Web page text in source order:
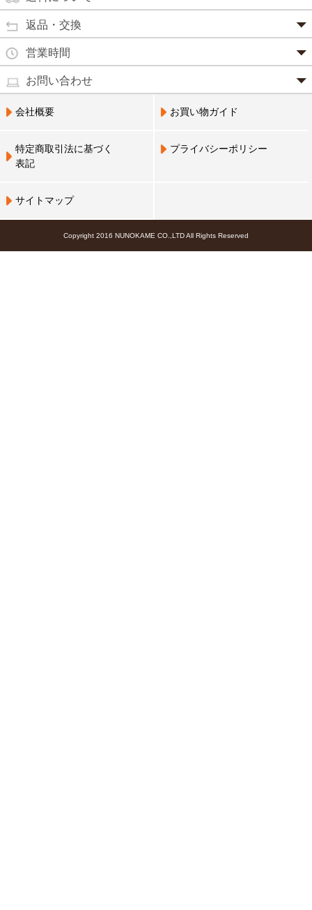
強心剤
目薬
水虫薬
痔の薬
口中薬
尿トラブル
鎮 静 薬
クロレラ
コラーゲン
ビフィズス
ビタミンC
アミノ酸
代金引換
宅配員に現金でお支払いください。手数料100円。
3,240円(税込)以上で手数料無料です。※ご注文者
のご住所とお届け先のご住所が 異なる場合はご利
営業員支払い
ンスストア・郵便局・LINE Payにてお支払いくだ
通常2～4営業日以内に発送致します。 メーカー取り寄せ商
品、土日祝日、年末年始、弊社の休業日をはさむ場合は、4
～5営業日以上かかる場合もございます。
(営業日カレンダー参照)
※現在、救急箱・乳製品宅配をご利用のお客様は、担当営業
員によるお届けとさせていただきます。
通常商品
北海道・沖縄800円
送料無料
営業員お届け 送料無料
返品・交換
・お届け商品の交換・返品をご希望の場合は、
週間以内にメールまたはお電話にてご連絡ください。
・お客様のご都合による交換・返品の場合、送料はお客様負
担となります。また返金の際にかかる振込手数料はお客様の
ご負担となります。
・商品の返品による返金につきましては、商品代金のみの返
金とさせていただきます。商品発送時の送料は返金となりま
※次の商品のお取り替え・返品は、原則としてお受けできま
・お客様のもとで傷、損傷が生じた商品
営業時間
・営業時間は、9：00～17：00
となっております。（※土日祝祭日を除く）
・お電話でのご連絡は営業時間内にお願い致します。
お問い合わせ
電話でのお問い合わせ(平日9:00～17:00)
0798-33-9985
会社概要 お買い物ガイド
特定商取引法に基づく
表記
プライバシーポリシー
サイトマップ
Copyright 2016 NUNOKAME CO.,LTD All Rights Reserved